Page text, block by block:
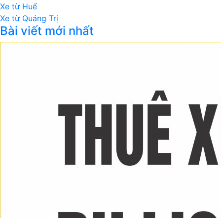
Xe từ Huế
Xe từ Quảng Trị
Bài viết mới nhất